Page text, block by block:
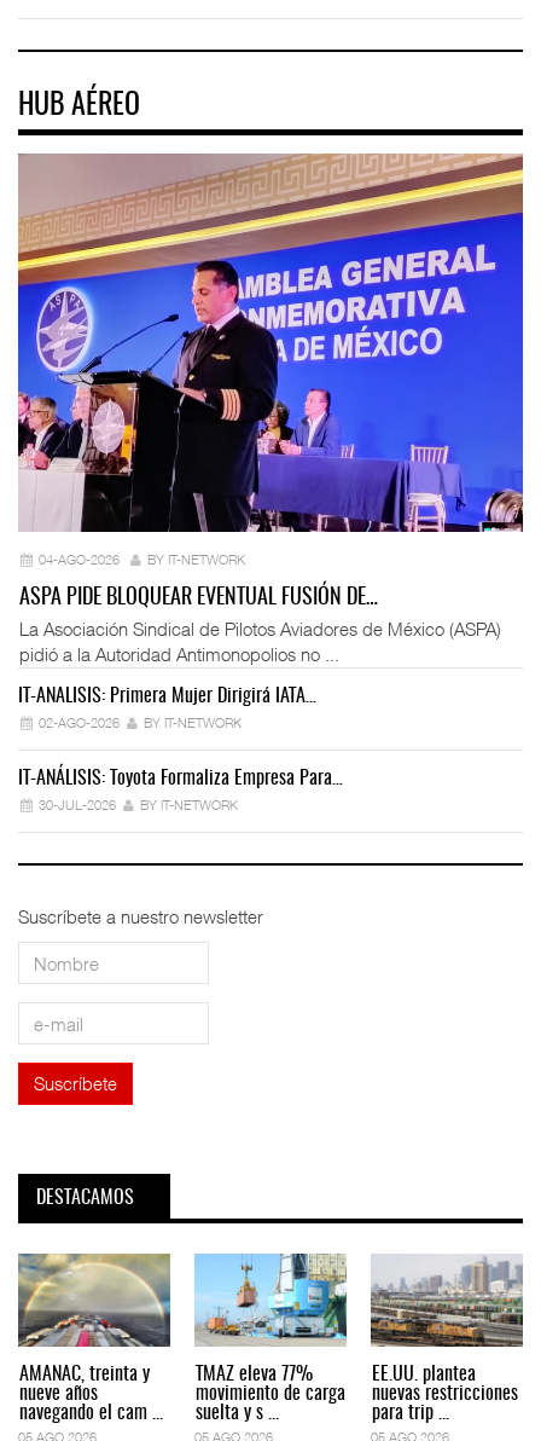
HUB AÉREO
04-AGO-2026 BY IT-NETWORK
ASPA PIDE BLOQUEAR EVENTUAL FUSIÓN DE…
La Asociación Sindical de Pilotos Aviadores de México (ASPA)
pidió a la Autoridad Antimonopolios no ...
IT-ANÁLISIS: Primera Mujer Dirigirá IATA…
02-AGO-2026 BY IT-NETWORK
IT-ANÁLISIS: Toyota Formaliza Empresa Para…
30-JUL-2026 BY IT-NETWORK
Suscríbete a nuestro newsletter
DESTACAMOS
AMANAC, treinta y
nueve años
navegando el cam ...
05 AGO 2026
TMAZ eleva 77%
movimiento de carga
suelta y s ...
05 AGO 2026
EE.UU. plantea
nuevas restricciones
para trip ...
05 AGO 2026